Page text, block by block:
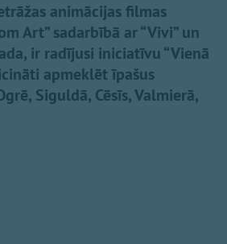
animācijas filmas
Art” sadarbībā ar “Vivi” un
ir radījusi iniciatīvu “Vienā
apmeklēt īpašus
Siguldā, Cēsīs, Valmierā,